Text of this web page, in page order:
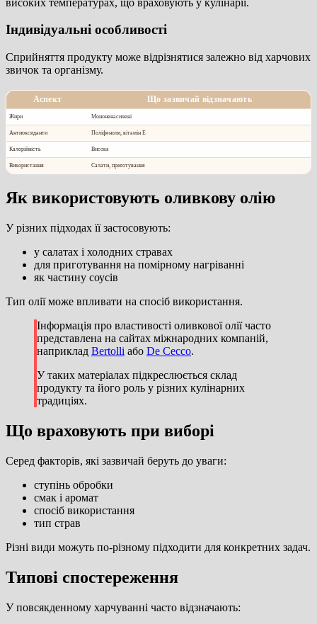
Індивідуальні особливості
Сприйняття продукту може відрізнятися залежно від харчових
звичок та організму.
Аспект Що зазвичай відзначають
Жири Мононенасичені
Антиоксиданти Поліфеноли, вітамін E
Калорійність Висока
Використання Салати, приготування
Як використовують оливкову олію
У різних підходах її застосовують:
у салатах і холодних стравах
для приготування на помірному нагріванні
як частину соусів
Тип олії може впливати на спосіб використання.
Інформація про властивості оливкової олії часто
представлена на сайтах міжнародних компаній,
наприклад Bertolli або De Cecco.
У таких матеріалах підкреслюється склад
продукту та його роль у різних кулінарних
традиціях.
Що враховують при виборі
Серед факторів, які зазвичай беруть до уваги:
ступінь обробки
смак і аромат
спосіб використання
тип страв
Різні види можуть по-різному підходити для конкретних задач.
Типові спостереження
У повсякденному харчуванні часто відзначають: